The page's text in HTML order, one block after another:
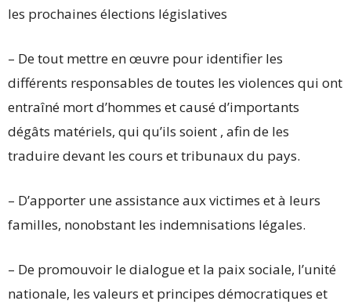
les prochaines élections législatives
– De tout mettre en œuvre pour identifier les
différents responsables de toutes les violences qui ont
entraîné mort d’hommes et causé d’importants
dégâts matériels, qui qu’ils soient , afin de les
traduire devant les cours et tribunaux du pays.
– D’apporter une assistance aux victimes et à leurs
familles, nonobstant les indemnisations légales.
– De promouvoir le dialogue et la paix sociale, l’unité
nationale, les valeurs et principes démocratiques et